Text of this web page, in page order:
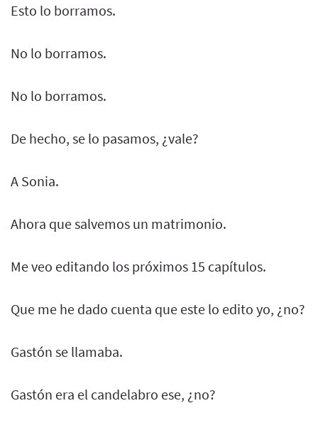
Esto lo borramos.
No lo borramos.
No lo borramos.
De hecho, se lo pasamos, ¿vale?
A Sonia.
Ahora que salvemos un matrimonio.
Me veo editando los próximos 15 capítulos.
Que me he dado cuenta que este lo edito yo, ¿no?
Gastón se llamaba.
Gastón era el candelabro ese, ¿no?